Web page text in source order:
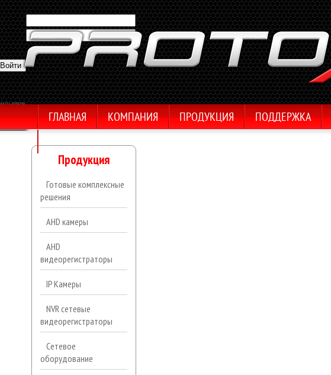
ГЛАВНАЯ КОМПАНИЯ ПРОДУКЦИЯ ПОДДЕРЖКА
Продукция
Готовые комплексные
решения
AHD камеры
AHD
видеорегистраторы
IP Камеры
NVR сетевые
видеорегистраторы
Сетевое
оборудование